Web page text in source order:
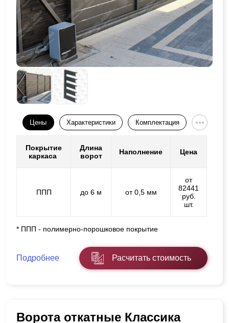
Цены Характеристики Комплектация
Покрытие
каркаса
Длина
ворот
Наполнение Цена
ППП до 6 м от 0,5 мм
от
82441
руб.
шт.
* ППП - полимерно-порошковое покрытие
Подробнее Расчитать стоимость
Ворота откатные Классика